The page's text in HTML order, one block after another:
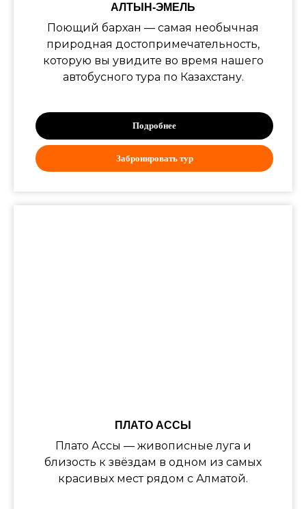
АЛТЫН‑ЭМЕЛЬ
Поющий бархан — самая необычная
природная достопримечательность,
которую вы увидите во время нашего
автобусного тура по Казахстану.
Подробнее
Забронировать тур
ПЛАТО АССЫ
Плато Ассы — живописные луга и
близость к звёздам в одном из самых
красивых мест рядом с Алматой.